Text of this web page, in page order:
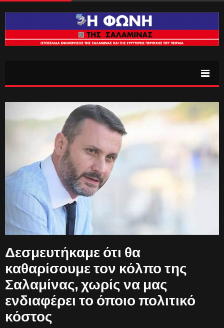
Δεσμευτήκαμε ότι θα
καθαρίσουμε τον κόλπο της
Σαλαμίνας, χωρίς να μας
ενδιαφέρει το όποιο πολιτικό
κόστος